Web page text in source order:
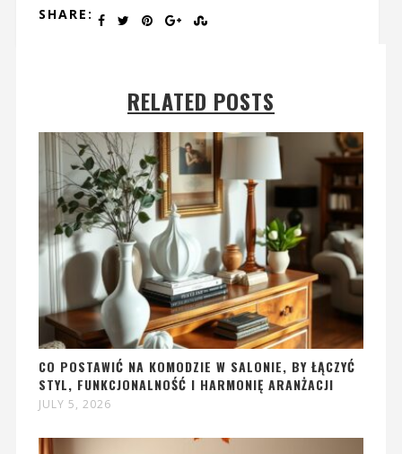
SHARE:
RELATED POSTS
CO POSTAWIĆ NA KOMODZIE W SALONIE, BY ŁĄCZYĆ
STYL, FUNKCJONALNOŚĆ I HARMONIĘ ARANŻACJI
JULY 5, 2026